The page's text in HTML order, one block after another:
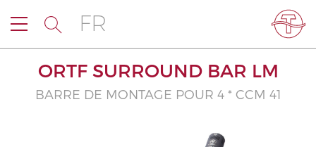
FR
ORTF SURROUND BAR LM
BARRE DE MONTAGE POUR 4 * CCM 41